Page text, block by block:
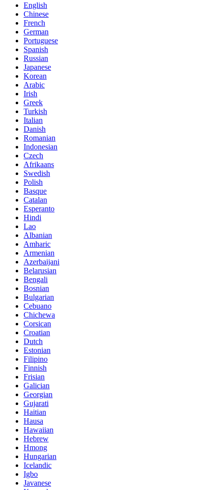
English
Chinese
French
German
Portuguese
Spanish
Russian
Japanese
Korean
Arabic
Irish
Greek
Turkish
Italian
Danish
Romanian
Indonesian
Czech
Afrikaans
Swedish
Polish
Basque
Catalan
Esperanto
Hindi
Lao
Albanian
Amharic
Armenian
Azerbaijani
Belarusian
Bengali
Bosnian
Bulgarian
Cebuano
Chichewa
Corsican
Croatian
Dutch
Estonian
Filipino
Finnish
Frisian
Galician
Georgian
Gujarati
Haitian
Hausa
Hawaiian
Hebrew
Hmong
Hungarian
Icelandic
Igbo
Javanese